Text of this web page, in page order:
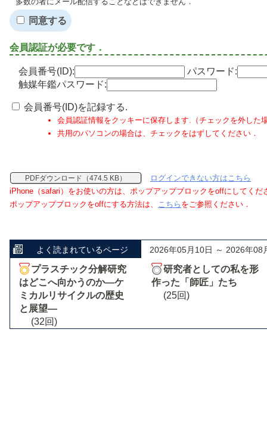
同意する
会員認証が必要です．
会員番号(ID):
パスワード:
触媒年鑑パスワード:
会員番号(ID)を記録する.
会員認証情報をクッキーに保存します.（チェックを外した
共用のパソコンの場合は、チェックをはずしてください．
PDFダウンロード（474.5 KB）
ログインできない方はこちら
iPhone（safari）をお使いの方は、ポップアップブロックをoffにしてくだ
ポップアップブロックをoffにする方法は、 こちら をご参照ください．
よく読まれているページ 2026年05月10日 ～ 2026年08
プラスチック分解研究
はどこへ向かうのか―ケ
ミカルリサイクルの歴史
と展望―
(32回)
研究者としての私を形
作った「師匠」たち
(25回)